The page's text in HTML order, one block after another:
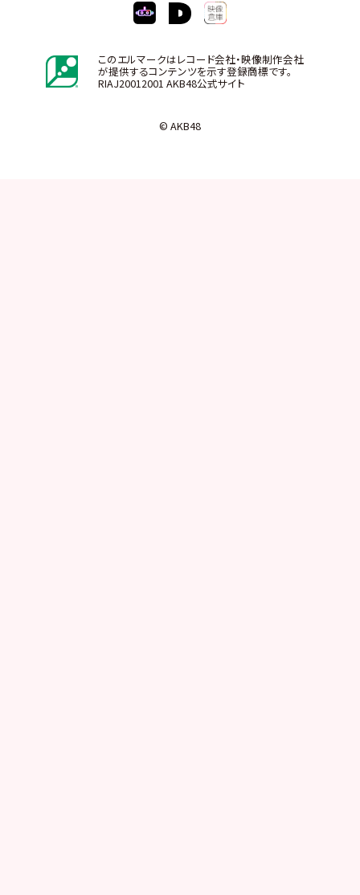
このエルマークはレコード会社・映像制作会社
が提供するコンテンツを示す登録商標です。
RIAJ20012001 AKB48公式サイト
© AKB48